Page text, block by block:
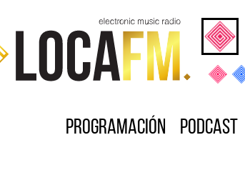
Programación Podcast